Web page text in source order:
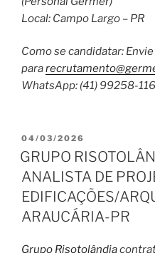
Local: Campo Largo – PR
Como se candidatar:
para
WhatsApp: (41) 99258-
PUBLICADO
EM
04/03/2026
GRUPO
ANALISTA DE
EDIFICAÇÕES/
ARAUCÁRIA-PR
Grupo Risotolândia